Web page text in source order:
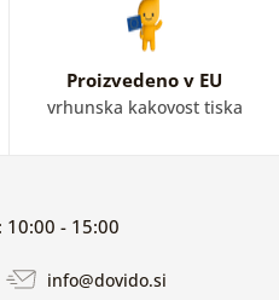
Proizvedeno v EU
vrhunska kakovost tiska
10:00 - 15:00
info@dovido.si